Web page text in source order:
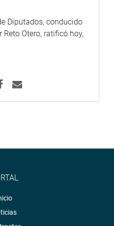
Diputados, conducido
Reto Otero, ratificó hoy,